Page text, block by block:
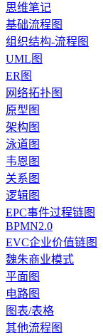
思维笔记
基础流程图
组织结构-流程图
UML图
ER图
网络拓扑图
原型图
架构图
泳道图
韦恩图
关系图
逻辑图
EPC事件过程链图
BPMN2.0
EVC企业价值链图
魏朱商业模式
平面图
电路图
图表/表格
其他流程图